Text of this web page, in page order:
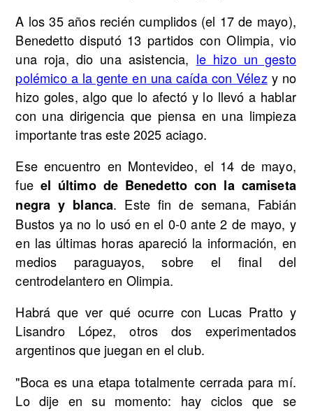
A los 35 años recién cumplidos (el 17 de mayo),
Benedetto disputó 13 partidos con Olimpia, vio
una roja, dio una asistencia, le hizo un gesto
polémico a la gente en una caída con Vélez y no
hizo goles, algo que lo afectó y lo llevó a hablar
con una dirigencia que piensa en una limpieza
importante tras este 2025 aciago.
Ese encuentro en Montevideo, el 14 de mayo,
fue el último de Benedetto con la camiseta
negra y blanca. Este fin de semana, Fabián
Bustos ya no lo usó en el 0-0 ante 2 de mayo, y
en las últimas horas apareció la información, en
medios paraguayos, sobre el final del
centrodelantero en Olimpia.
Habrá que ver qué ocurre con Lucas Pratto y
Lisandro López, otros dos experimentados
argentinos que juegan en el club.
"Boca es una etapa totalmente cerrada para mí.
Lo dije en su momento: hay ciclos que se